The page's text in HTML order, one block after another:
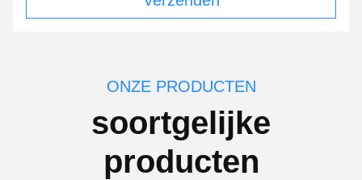
ONZE PRODUCTEN
soortgelijke
producten